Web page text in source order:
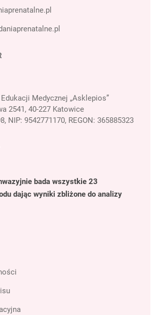
Medycznej „Asklepios”
2541, 40-227 Katowice
NIP: 9542771170, REGON: 365885323
bada wszystkie 23
dając wyniki zbliżone do analizy